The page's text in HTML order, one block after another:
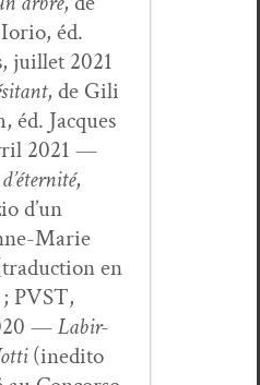
éd.
juil­let 2021
, de Gili
éd. Jacques
2021 —
,
d’un
Marie
en
PVST,
—Labir­
(ined­i­to